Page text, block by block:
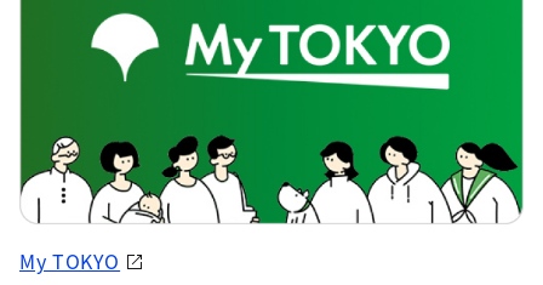
My TOKYO